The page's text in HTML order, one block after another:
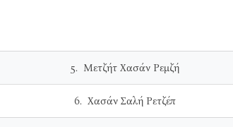
5. Μετζήτ Χασάν Ρεμζή
6. Χασάν Σαλή Ρετζέπ